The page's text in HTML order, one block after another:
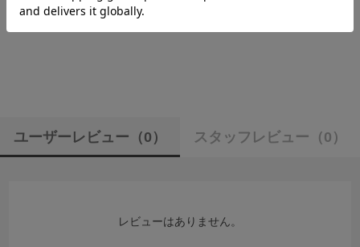
ユーザーレビュー （0） スタッフレビュー （0）
レビューはありません。